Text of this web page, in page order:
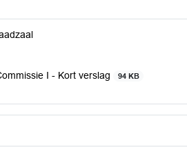
I - Kort verslag 94 KB